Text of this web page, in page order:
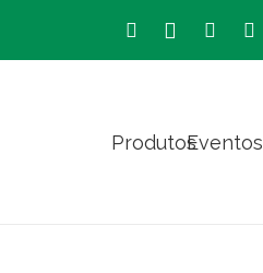
ProdutosEventos